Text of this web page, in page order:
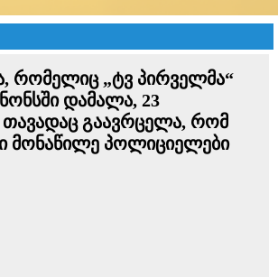
რომელიც „ტვ პირველმა“
დამალა, 23
გაავრცელა, რომ
მონაწილე პოლიციელები